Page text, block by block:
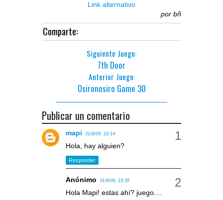
Link alternativo
por bñ
Comparte:
Siguiente Juego:
7th Door
Anterior Juego:
Osironosiro Game 30
Publicar un comentario
mapi 31/8/09, 10:14
Hola, hay alguien?
Responder
Anónimo 31/8/09, 10:35
Hola Mapi! estas ahí? juego....